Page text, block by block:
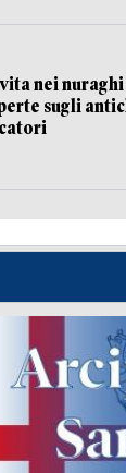
nei nuraghi
sugli